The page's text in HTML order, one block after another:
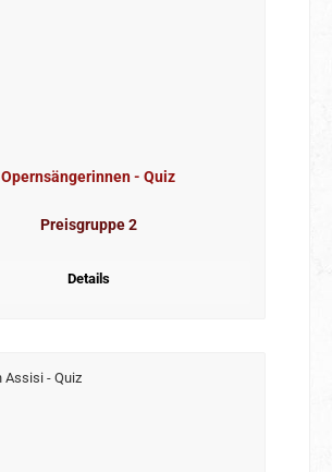
Opernsängerinnen - Quiz
Preisgruppe 2
Details